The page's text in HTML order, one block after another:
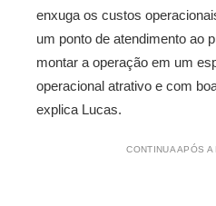
enxuga os custos
um ponto de atendimento ao
montar a operação em um
operacional atrativo e com
explica Lucas.
CONTINUA APÓS